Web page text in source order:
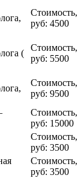
Стоимость,
руб: 4500
(
Стоимость,
руб: 5500
Стоимость,
руб: 9500
Стоимость,
руб: 15000
Стоимость,
руб: 3500
Стоимость,
руб: 3500